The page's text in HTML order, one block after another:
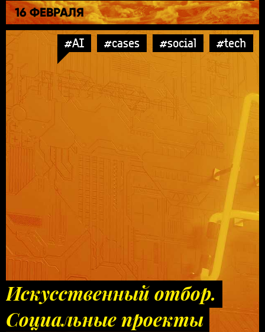
16 ФЕВРАЛЯ
#AI #cases #social #tech
Искусственный отбор.
Социальные проекты